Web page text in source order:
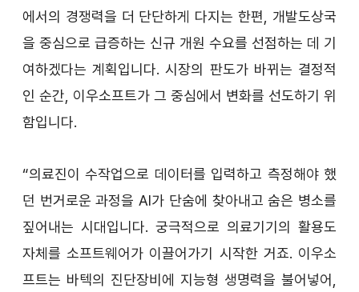
에서의 경쟁력을 더 단단하게 다지는 한편, 개발도상국
을 중심으로 급증하는 신규 개원 수요를 선점하는 데 기
여하겠다는 계획입니다. 시장의 판도가 바뀌는 결정적
인 순간, 이우소프트가 그 중심에서 변화를 선도하기 위
함입니다.
“의료진이 수작업으로 데이터를 입력하고 측정해야 했
던 번거로운 과정을 AI가 단숨에 찾아내고 숨은 병소를
짚어내는 시대입니다. 궁극적으로 의료기기의 활용도
자체를 소프트웨어가 이끌어가기 시작한 거죠. 이우소
프트는 바텍의 진단장비에 지능형 생명력을 불어넣어,